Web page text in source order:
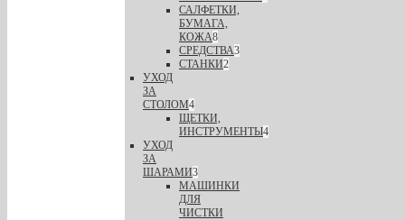
САЛФЕТКИ,
БУМАГА,
КОЖА8
СРЕДСТВА3
СТАНКИ2
УХОД
ЗА
СТОЛОМ4
ЩЕТКИ,
ИНСТРУМЕНТЫ4
УХОД
ЗА
ШАРАМИ3
МАШИНКИ
ДЛЯ
ЧИСТКИ